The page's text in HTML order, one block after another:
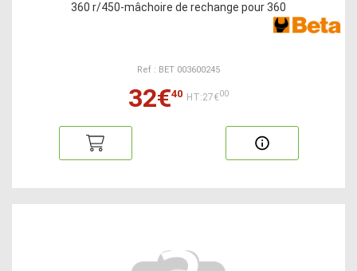
360 r/450-mâchoire de rechange pour 360
Ref : BET 003600245
32€40 HT:27€00